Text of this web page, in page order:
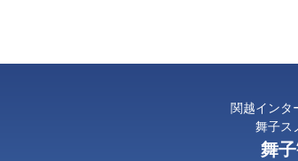
関越インタ
舞子ス
舞